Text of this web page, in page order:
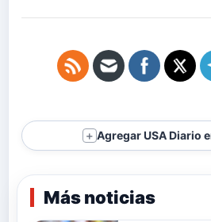
＋ Agregar USA Diario
Más noticias